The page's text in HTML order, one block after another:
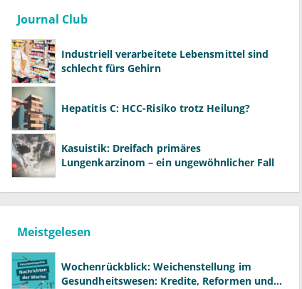
Journal Club
Industriell verarbeitete Lebensmittel sind
schlecht fürs Gehirn
Hepatitis C: HCC-Risiko trotz Heilung?
Kasuistik: Dreifach primäres
Lungenkarzinom – ein ungewöhnlicher Fall
Meistgelesen
Wochenrückblick: Weichenstellung im
Gesundheitswesen: Kredite, Reformen und